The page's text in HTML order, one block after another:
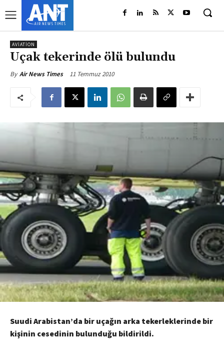
AVIATION
Uçak tekerinde ölü bulundu
By Air News Times 11 Temmuz 2010
Suudi Arabistan’da bir uçağın arka tekerleklerinde bir
kişinin cesedinin bulunduğu bildirildi.